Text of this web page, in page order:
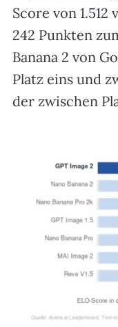
Score von
242 Punkten
Banana 2 von
Platz eins und
der zwischen